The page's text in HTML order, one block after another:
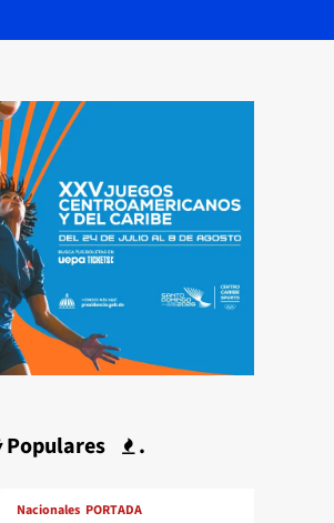
Populares .
Nacionales PORTADA